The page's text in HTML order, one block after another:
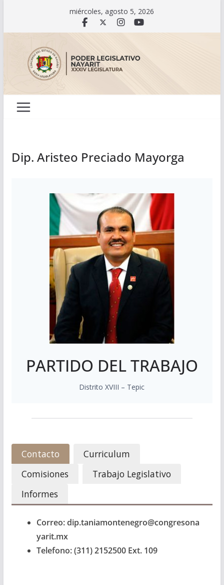
contenido
miércoles, agosto 5, 2026
Dip. Aristeo Preciado Mayorga
PARTIDO DEL TRABAJO
Distrito XVIII – Tepic
Contacto
Curriculum
Comisiones
Trabajo Legislativo
Informes
Correo: dip.taniamontenegro@congresona
yarit.mx
Telefono: (311) 2152500 Ext. 109